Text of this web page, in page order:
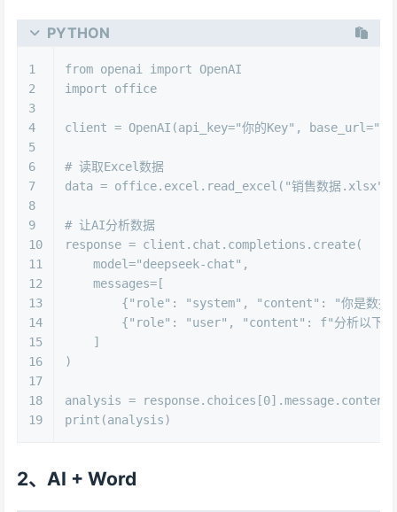
PYTHON
1
2
3
4
5
6
7
8
9
10
11
12
13
14
15
16
17
18
19
from openai import OpenAI
import office
client = OpenAI(api_key="你的Key" , base_url=
# 读取Excel数据
data = office.excel.read_excel( "销售数据.xlsx"
# 让AI分析数据
response = client.chat.completions.create(
    model=
"deepseek-chat" ,
    messages=[
        {
"role" : "system" , "content" :
"你是数据
        {
"role" : "user" , "content" : f"分析以下
    ]
)
analysis = response.choices[0].message.content
print (analysis)
2、AI + Word